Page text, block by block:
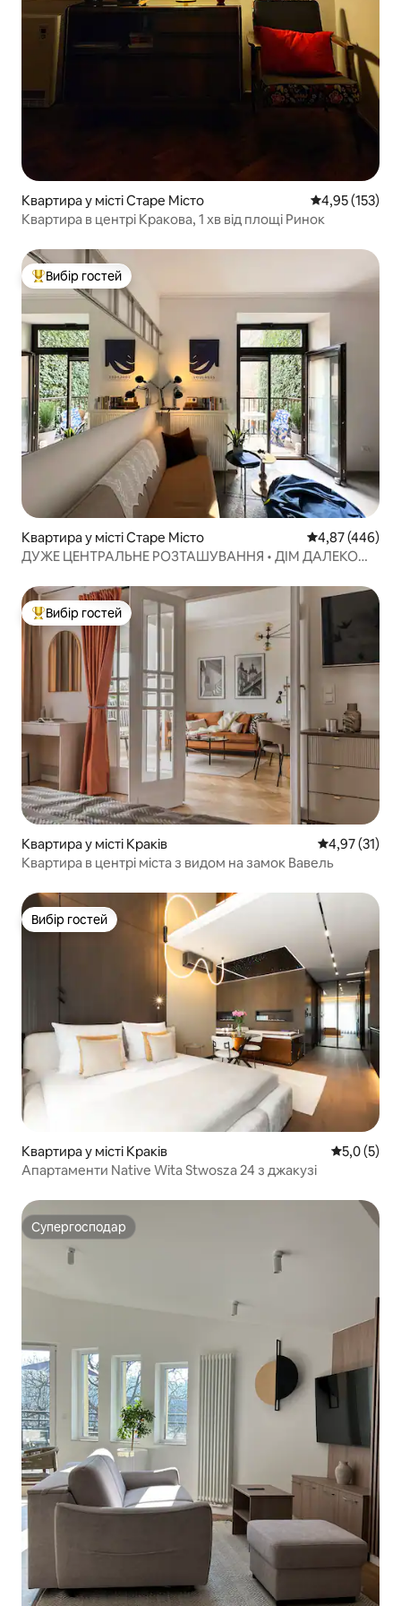
Квартира у місті Старе Місто Середня
4,95 (153)
Квартира в центрі Кракова, 1 хв від площі Ринок
Топ вибір гостей
Вибір гостей
Квартира у місті Старе Місто Середня
4,87 (446)
ДУЖЕ ЦЕНТРАЛЬНЕ РОЗТАШУВАННЯ • ДІМ ДАЛЕКО
Топ вибір гостей
Вибір гостей
Квартира у місті Краків Середня
4,97 (31)
Квартира в центрі міста з видом на замок Вавель
Вибір гостей
Вибір гостей
Квартира у місті Краків Середня
5,0 (5)
Апартаменти Native Wita Stwosza 24 з джакузі
Супергосподар
Супергосподар